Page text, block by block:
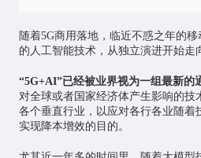
随着5G商用落地，临近不惑之年的
的 人工智能技术，从独立演进开始走
“5G+AI”已经被业界视为一组最新的
对全球或者国家经济体产生影响的技
各个垂直行业，以应对各行各业随着
实现降本增效的目的。